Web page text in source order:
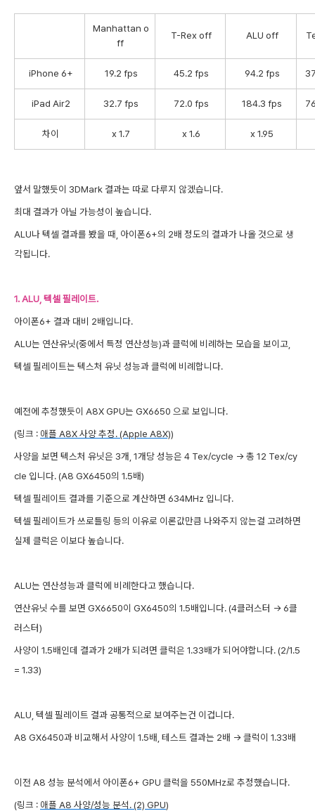
Manhattan o
ff
T-Rex off ALU off
iPhone 6+ 19.2 fps 45.2 fps 94.2 fps
iPad Air2 32.7 fps 72.0 fps 184.3 fps
차이 x 1.7 x 1.6 x 1.95
앞서 말했듯이 3DMark 결과는 따로 다루지 않겠습니다.
최대 결과가 아닐 가능성이 높습니다.
ALU나 텍셀 결과를 봤을 때, 아이폰6+의 2배 정도의 결과가 나올 것으로 생
각됩니다.
1. ALU, 텍셀 필레이트.
아이폰6+ 결과 대비 2배입니다.
ALU는 연산유닛(중에서 특정 연산성능)과 클럭에 비례하는 모습을 보이고,
텍셀 필레이트는 텍스처 유닛 성능과 클럭에 비례합니다.
예전에 추정했듯이 A8X GPU는 GX6650 으로 보입니다.
(링크 : 애플 A8X 사양 추정. (Apple A8X))
사양을 보면 텍스처 유닛은 3개, 1개당 성능은 4 Tex/cycle -> 총 12 Tex/cy
cle 입니다. (A8 GX6450의 1.5배)
텍셀 필레이트 결과를 기준으로 계산하면 634MHz 입니다.
텍셀 필레이트가 쓰로틀링 등의 이유로 이론값만큼 나와주지 않는걸 고려하면
실제 클럭은 이보다 높습니다.
ALU는 연산성능과 클럭에 비례한다고 했습니다.
연산유닛 수를 보면 GX6650이 GX6450의 1.5배입니다. (4클러스터 -> 6클
러스터)
사양이 1.5배인데 결과가 2배가 되려면 클럭은 1.33배가 되어야합니다. (2/1.5
= 1.33)
ALU, 텍셀 필레이트 결과 공통적으로 보여주는건 이겁니다.
A8 GX6450과 비교해서 사양이 1.5배, 테스트 결과는 2배 -> 클럭이 1.33배
이전 A8 성능 분석에서 아이폰6+ GPU 클럭을 550MHz로 추정했습니다.
(링크 : 애플 A8 사양/성능 분석. (2) GPU)